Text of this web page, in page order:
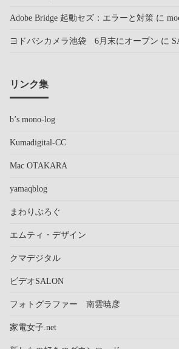
Adobe Bridge 起動セズ：エラーと対策 に
ヨドバシカメラ池袋 6月末にオープン に
リンク集
b’s mono-log
Kumadigital-CC
Mac OTAKARA
yamaqblog
まわりぶろぐ
エムティ・デザイン
クマデジタル
ビデオSALON
フォトグラファー 南雲暁彦
家電女子.net